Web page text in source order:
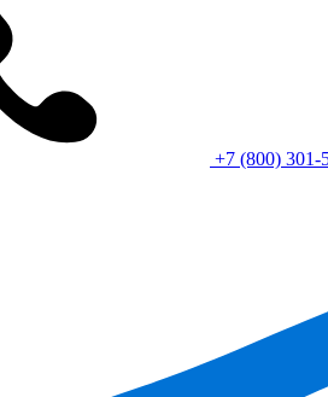
+7 (800) 301-